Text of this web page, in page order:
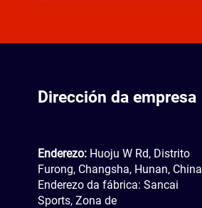
Dirección da empresa
Enderezo: Huoju W Rd, Distrito
Furong, Changsha, Hunan, China
Enderezo da fábrica: Sancai
Sports, Zona de